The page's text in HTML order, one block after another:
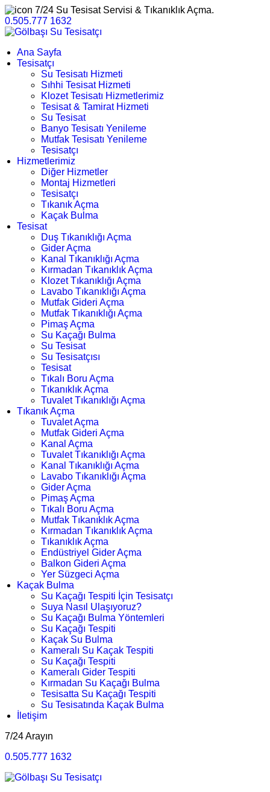
7/24 Su Tesisat Servisi & Tıkanıklık Açma.
0.505.777 1632
Ana Sayfa
Tesisatçı
Su Tesisatı Hizmeti
Sıhhi Tesisat Hizmeti
Klozet Tesisatı Hizmetlerimiz
Tesisat & Tamirat Hizmeti
Su Tesisat
Banyo Tesisatı Yenileme
Mutfak Tesisatı Yenileme
Tesisatçı
Hizmetlerimiz
Diğer Hizmetler
Montaj Hizmetleri
Tesisatçı
Tıkanık Açma
Kaçak Bulma
Tesisat
Duş Tıkanıklığı Açma
Gider Açma
Kanal Tıkanıklığı Açma
Kırmadan Tıkanıklık Açma
Klozet Tıkanıklığı Açma
Lavabo Tıkanıklığı Açma
Mutfak Gideri Açma
Mutfak Tıkanıklığı Açma
Pimaş Açma
Su Kaçağı Bulma
Su Tesisat
Su Tesisatçısı
Tesisat
Tıkalı Boru Açma
Tıkanıklık Açma
Tuvalet Tıkanıklığı Açma
Tıkanık Açma
Tuvalet Açma
Mutfak Gideri Açma
Kanal Açma
Tuvalet Tıkanıklığı Açma
Kanal Tıkanıklığı Açma
Lavabo Tıkanıklığı Açma
Gider Açma
Pimaş Açma
Tıkalı Boru Açma
Mutfak Tıkanıklık Açma
Kırmadan Tıkanıklık Açma
Tıkanıklık Açma
Endüstriyel Gider Açma
Balkon Gideri Açma
Yer Süzgeci Açma
Kaçak Bulma
Su Kaçağı Tespiti İçin Tesisatçı
Suya Nasıl Ulaşıyoruz?
Su Kaçağı Bulma Yöntemleri
Su Kaçağı Tespiti
Kaçak Su Bulma
Kameralı Su Kaçak Tespiti
Su Kaçağı Tespiti
Kameralı Gider Tespiti
Kırmadan Su Kaçağı Bulma
Tesisatta Su Kaçağı Tespiti
Su Tesisatında Kaçak Bulma
İletişim
7/24 Arayın
0.505.777 1632